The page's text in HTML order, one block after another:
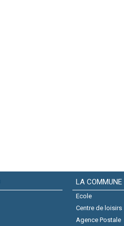
LA COMMUNE
Ecole
Centre de loisirs
Agence Postale